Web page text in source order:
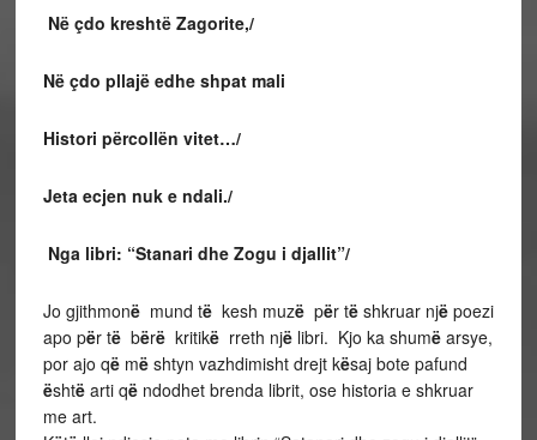
Në çdo kreshtë Zagorite,/
Në çdo pllajë edhe shpat mali
Histori përcollën vitet…/
Jeta ecjen nuk e ndali./
Nga libri: “Stanari dhe Zogu i djallit”/
Jo gjithmonë mund të kesh muzë për tëshkruar njëpoezi
apo për të bërë kritikë rreth një libri. Kjo ka shumëarsye,
por ajo qëmështyn vazhdimisht drejt kësaj bote pafund
ështëarti që ndodhet brenda librit, ose historia e shkruar
me art.